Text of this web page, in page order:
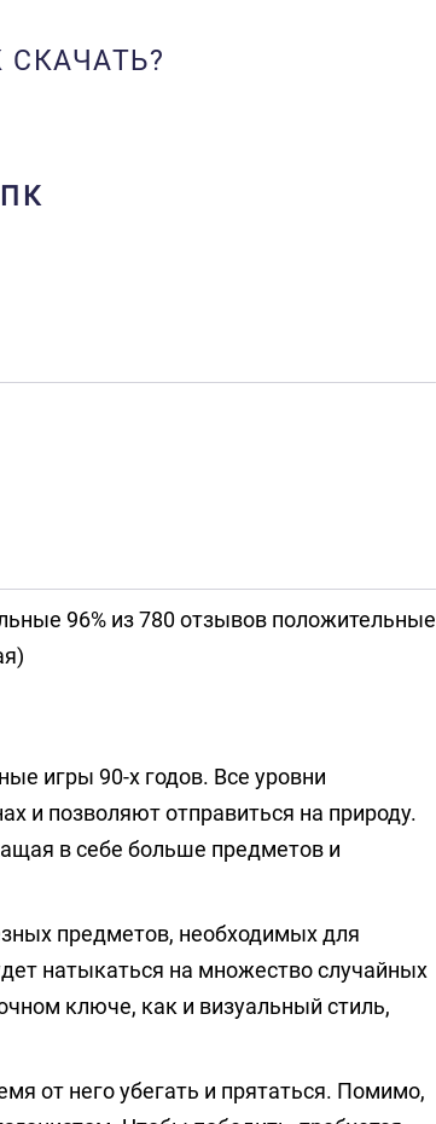
СКАЧАТЬ?
96% из 780 отзывов положительные
игры 90-х годов. Все уровни
и позволяют отправиться на природу.
в себе больше предметов и
предметов, необходимых для
натыкаться на множество случайных
ключе, как и визуальный стиль,
от него убегать и прятаться. Помимо,